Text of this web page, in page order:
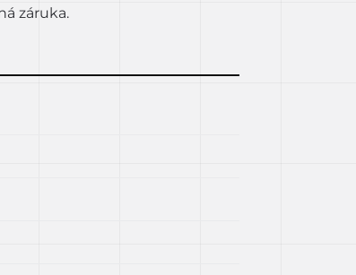
záruka.